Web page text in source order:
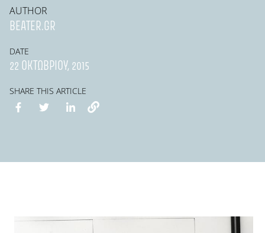
AUTHOR
BEATER.GR
DATE
22 ΟΚΤΩΒΡΊΟΥ, 2015
SHARE THIS ARTICLE